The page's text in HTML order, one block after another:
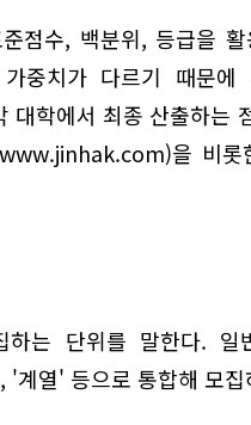
점수, 백분위, 등급을
중치가 다르기 때문
대학에서 최종 산출하는
을 비롯
하는 단위를 말한다.
계열' 등으로 통합해 모집